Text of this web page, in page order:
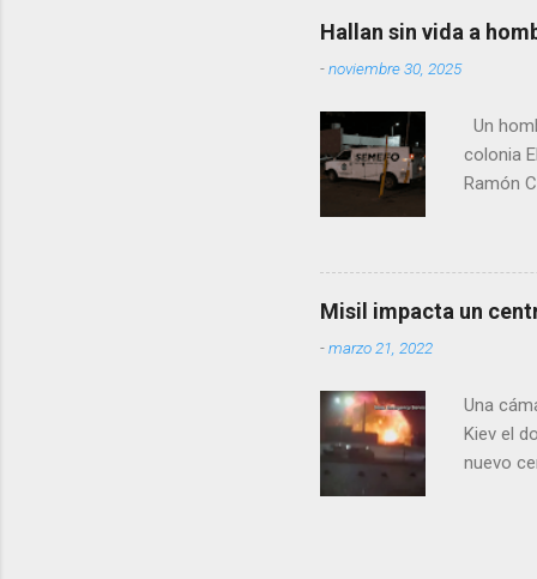
los
Hallan sin vida a
-noviembre 30, 2025
Un
colonia
Ramón
zona
Misil impacta un
-marzo 21, 2022
Una
Kiev el
nuevo